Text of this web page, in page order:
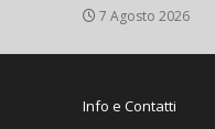
7 Agosto 2026
Info e Contatti